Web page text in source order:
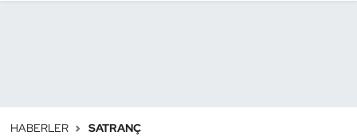
HABERLER SATRANÇ